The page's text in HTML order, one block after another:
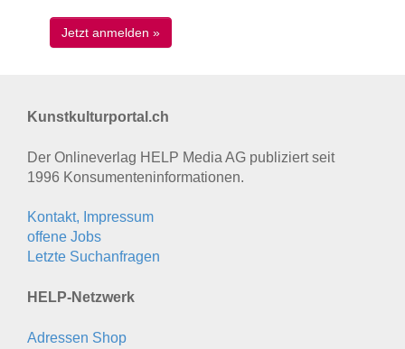
Kunstkulturportal.ch
Der Onlineverlag HELP Media AG publiziert seit
1996 Konsumenten­informationen.
Kontakt, Impressum
offene Jobs
Letzte Suchanfragen
HELP-Netzwerk
Adressen Shop